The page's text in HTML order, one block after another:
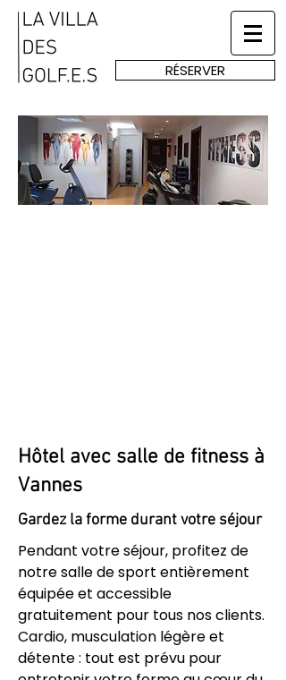
RÉSERVER
Hôtel avec salle de fitness à
Vannes
Gardez la forme durant votre séjour
Pendant votre séjour, profitez de
notre salle de sport entièrement
équipée et accessible
gratuitement pour tous nos clients.
Cardio, musculation légère et
détente : tout est prévu pour